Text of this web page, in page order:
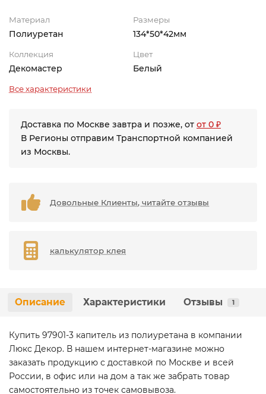
Материал
Полиуретан
Размеры
134*50*42мм
Коллекция
Декомастер
Цвет
Белый
Все характеристики
Доставка по Москве завтра и позже, от от 0 ₽
В Регионы отправим Транспортной компанией
из Москвы.
Довольные Клиенты, читайте отзывы
калькулятор клея
Описание Характеристики Отзывы 1
Купить 97901-3 капитель из полиуретана в компании
Люкс Декор. В нашем интернет-магазине можно
заказать продукцию с доставкой по Москве и всей
России, в офис или на дом а так же забрать товар
самостоятельно из точек самовывоза.